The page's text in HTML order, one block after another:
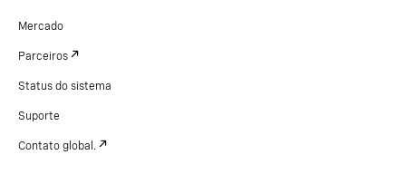
Mercado
Parceiros
Status do sistema
Suporte
Contato global.